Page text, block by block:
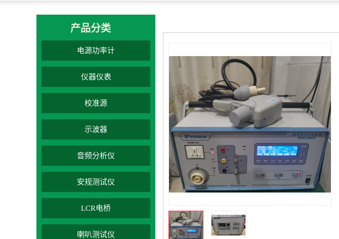
产品分类
电源功率计
仪器仪表
校准源
示波器
音频分析仪
安规测试仪
LCR电桥
喇叭测试仪